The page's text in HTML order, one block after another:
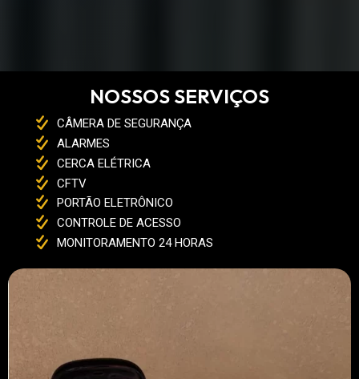
NOSSOS SERVIÇOS
CÂMERA DE SEGURANÇA
ALARMES
CERCA ELÉTRICA
CFTV
PORTÃO ELETRÔNICO
CONTROLE DE ACESSO
MONITORAMENTO 24 HORAS